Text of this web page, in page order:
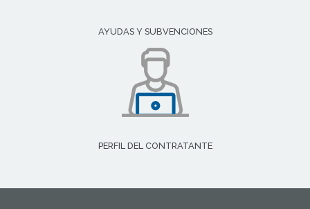
AYUDAS Y SUBVENCIONES
PERFIL DEL CONTRATANTE